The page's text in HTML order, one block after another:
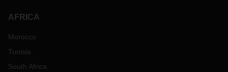
AFRICA
Morocco
Tunisia
South Africa